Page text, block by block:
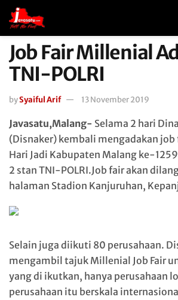
Job Fair Millenial
TNI-POLRI
bySyaiful Arif 13 November 2019
Javasatu,Malang- Selama 2 hari
(Disnaker) kembali mengadakan job
Hari Jadi Kabupaten Malang ke-
2 stan TNI-POLRI.Job fair akan
halaman Stadion Kanjuruhan,
Selain juga diikuti 80 perusahaan.
mengambil tajuk Millenial Job Fair
yang di ikutkan, hanya perusahaan
perusahaan itu berskala